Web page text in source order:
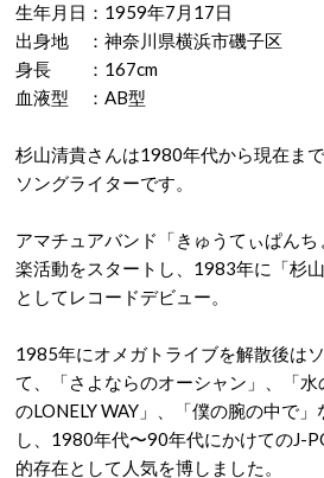
生年月日：1959年7月17日
出身地 ：神奈川県横浜市磯子区
身長 ：167cm
血液型 ：AB型
杉山清貴さんは1980年代から現在ま
ソングライターです。
アマチュアバンド「きゅうてぃぱん
楽活動をスタートし、1983年に「杉
としてレコードデビュー。
1985年にオメガトライブを解散後は
て、「さよならのオーシャン」、「
のLONELY WAY」、「僕の腕の中で
し、1980年代〜90年代にかけてのJ-
的存在として人気を博しました。